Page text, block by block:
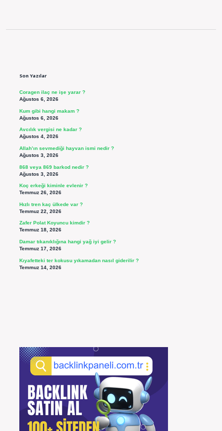
Son Yazılar
Coragen ilaç ne işe yarar ?
Ağustos 6, 2026
Kum gibi hangi makam ?
Ağustos 6, 2026
Avcılık vergisi ne kadar ?
Ağustos 4, 2026
Allah’ın sevmediği hayvan ismi nedir ?
Ağustos 3, 2026
868 veya 869 barkod nedir ?
Ağustos 3, 2026
Koç erkeği kiminle evlenir ?
Temmuz 26, 2026
Hızlı tren kaç ülkede var ?
Temmuz 22, 2026
Zafer Polat Koyuncu kimdir ?
Temmuz 18, 2026
Damar tıkanıklığına hangi yağ iyi gelir ?
Temmuz 17, 2026
Kıyafetteki ter kokusu yıkamadan nasıl giderilir ?
Temmuz 14, 2026